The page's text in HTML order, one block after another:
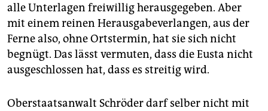
alle Unterlagen freiwillig herausgegeben. Aber
mit einem reinen Herausgabeverlangen, aus der
Ferne also, ohne Ortstermin, hat sie sich nicht
begnügt. Das lässt vermuten, dass die Eusta nicht
ausgeschlossen hat, dass es streitig wird.
Oberstaatsanwalt Schröder darf selber nicht mit